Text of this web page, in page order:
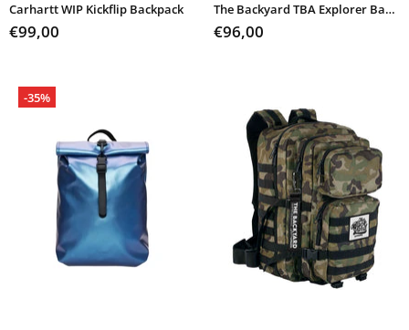
Carhartt WIP Kickflip Backpack
€99,00
The Backyard TBA Explorer Backpack
€96,00
-35%